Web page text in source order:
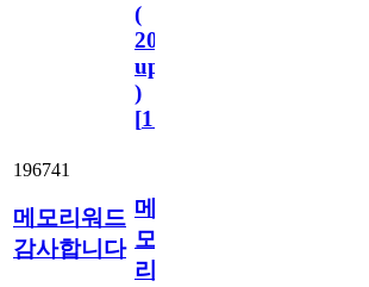
(
2023.11.1
update
)
[110
196741
메모리워드
감사합니다
메
모
리